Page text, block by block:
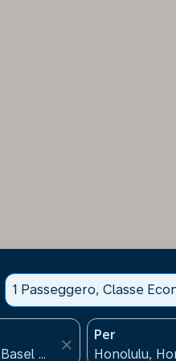
1 Passeggero, Classe
close
Per